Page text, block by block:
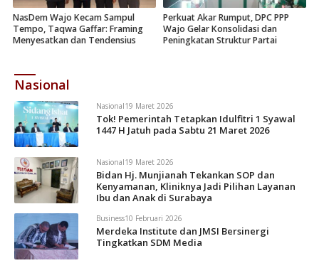
NasDem Wajo Kecam Sampul
Tempo, Taqwa Gaffar: Framing
Menyesatkan dan Tendensius
Perkuat Akar Rumput, DPC PPP
Wajo Gelar Konsolidasi dan
Peningkatan Struktur Partai
Nasional
Nasional19 Maret 2026
Tok! Pemerintah Tetapkan Idulfitri 1 Syawal
1447 H Jatuh pada Sabtu 21 Maret 2026
Nasional19 Maret 2026
Bidan Hj. Munjianah Tekankan SOP dan
Kenyamanan, Kliniknya Jadi Pilihan Layanan
Ibu dan Anak di Surabaya
Business10 Februari 2026
Merdeka Institute dan JMSI Bersinergi
Tingkatkan SDM Media